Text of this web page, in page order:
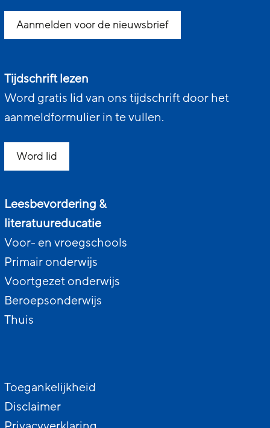
Aanmelden voor de nieuwsbrief
Tijdschrift lezen
Word gratis lid van ons tijdschrift door het
aanmeldformulier in te vullen.
Word lid
Leesbevordering &
literatuureducatie
Voor- en vroegschools
Primair onderwijs
Voortgezet onderwijs
Beroepsonderwijs
Thuis
Toegankelijkheid
Disclaimer